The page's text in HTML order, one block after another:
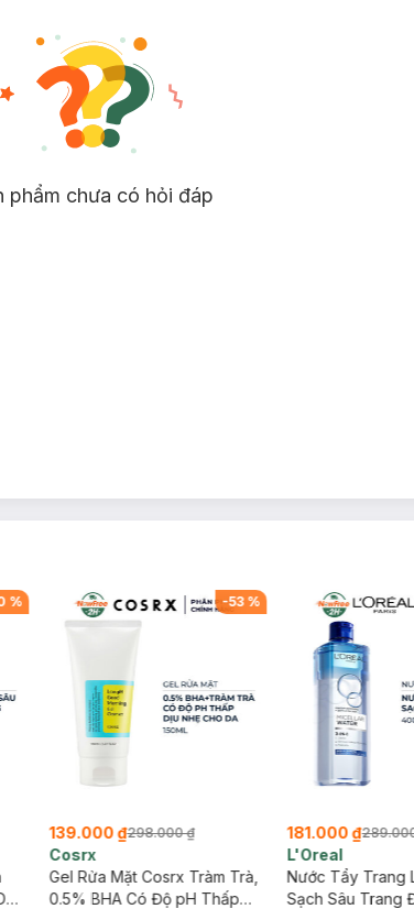
phẩm chưa có hỏi đáp
% -53%
139.000 ₫298.000 ₫
Cosrx
Gel Rửa Mặt Cosrx Tràm Trà,
0.5% BHA Có Độ pH Thấp
181.000 ₫
L'Oreal
Nước Tẩy Trang
Sạch Sâu Trang